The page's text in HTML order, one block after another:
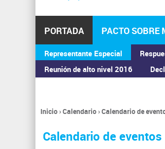
PORTADA PACTO SOBRE
Representante Especial
Reunión de alto nivel 2016
ASAMBLEA GENERAL
Se
encuentra
usted
Inicio›Calendario›Calendario de
Calendario de eventos